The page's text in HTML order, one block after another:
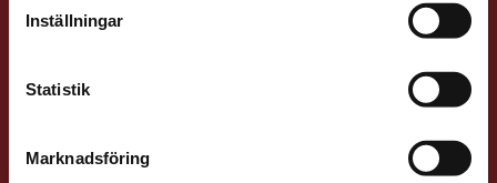
Inställningar
Statistik
Marknadsföring